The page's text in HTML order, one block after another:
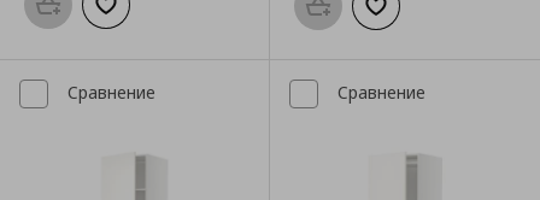
Προσθήκη στο καλάθι
Добави към списъка с любимиΠροσθήκη στο καλάθι
Добави към
Сравнение Сравнение